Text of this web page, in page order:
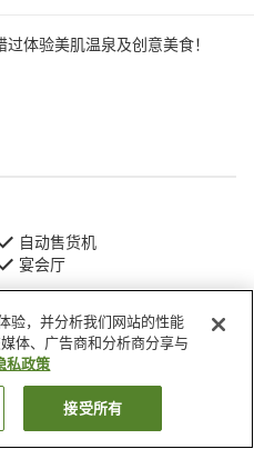
体验美肌温泉及创意美食！
自动售货机
宴会厅
下吕温泉 KKR下吕白鹭酒店
房
验，并分析我们网站的性能
体、广告商和分析商分享与
私政策
接受所有